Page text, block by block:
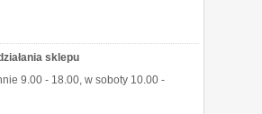
sklepu
9.00 - 18.00, w soboty 10.00 -